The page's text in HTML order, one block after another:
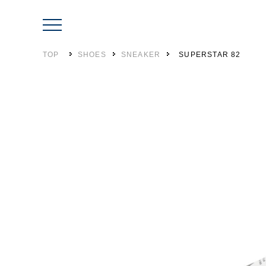
TOP SHOES SNEAKER SUPERSTAR 82